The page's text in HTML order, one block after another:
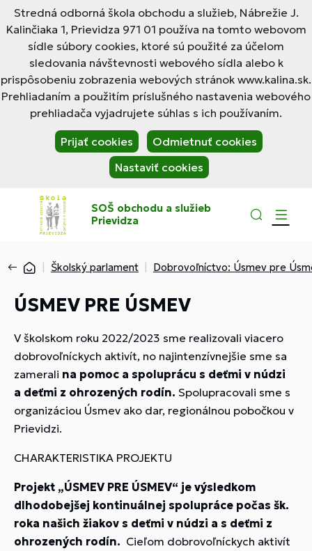
Stredná odborná škola obchodu a služieb, Nábrežie J.
Kalinčiaka 1, Prievidza 971 01 používa na tomto webovom
sídle súbory cookies, ktoré sú použité za účelom
sledovania návštevnosti webového sídla alebo k
prispôsobeniu zobrazenia webových stránok www.kalina.sk.
Prehliadaním a použitím príslušného nastavenia webového
prehliadača vyjadrujete súhlas s ich používaním.
Prijať cookies
Odmietnuť cookies
Nastaviť cookies
SOŠ obchodu a služieb
Prievidza
Školský parlament Dobrovoľníctvo: Úsmev pre
ÚSMEV PRE ÚSMEV
V školskom roku 2022/2023 sme realizovali viacero
dobrovoľníckych aktivít, no najintenzívnejšie sme sa
zamerali na pomoc a spoluprácu s deťmi v núdzi
a deťmi z ohrozených rodín. Spolupracovali sme s
organizáciou Úsmev ako dar, regionálnou pobočkou v
Prievidzi.
CHARAKTERISTIKA PROJEKTU
Projekt „ÚSMEV PRE ÚSMEV“ je výsledkom
dlhodobejšej kontinuálnej spolupráce počas šk.
roka našich žiakov s deťmi v núdzi a s deťmi z
ohrozených rodín. Cieľom dobrovoľníckych aktivít